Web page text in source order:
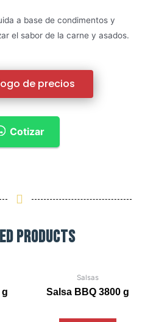
a base de condimentos y
el sabor de la carne y asados.
de precios
Cotizar
Products
g
Salsas
Salsa BBQ 3800 g